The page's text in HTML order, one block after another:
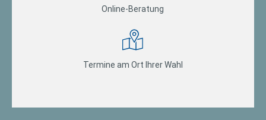
Online-Beratung
Termine am Ort Ihrer Wahl